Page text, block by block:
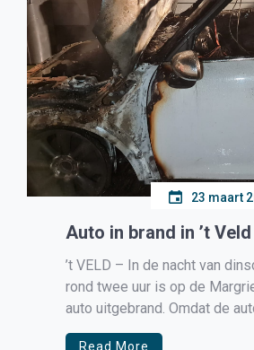
23 maart
Auto in brand in ’t Veld
’t VELD – In de nacht van
rond twee uur is op de
auto uitgebrand. Omdat de
stond, werden er extra
Read More